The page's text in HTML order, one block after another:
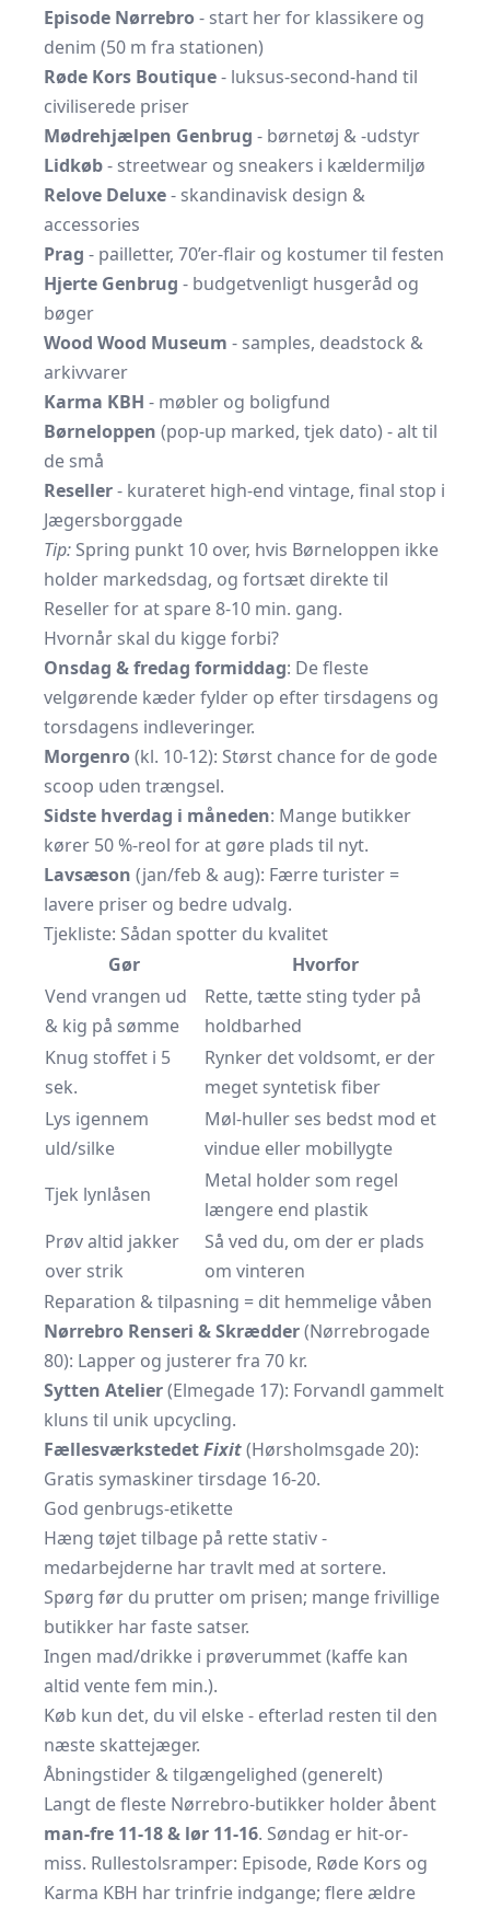
Episode Nørrebro- start her for klassikere og
denim (50 m fra stationen)
Røde Kors Boutique- luksus-second-hand til
civiliserede priser
Mødrehjælpen Genbrug - børnetøj & -udstyr
Lidkøb- streetwear og sneakers i kældermiljø
Relove Deluxe- skandinavisk design &
accessories
Prag - pailletter, 70’er-flair og kostumer til festen
Hjerte Genbrug - budgetvenligt husgeråd og
bøger
Wood Wood Museum - samples, deadstock &
arkivvarer
Karma KBH - møbler og boligfund
Børneloppen (pop-up marked, tjek dato) - alt til
de små
Reseller- kurateret high-end vintage, final stop i
Jægersborggade
Tip: Spring punkt 10 over, hvis Børneloppen ikke
holder markedsdag, og fortsæt direkte til
Reseller for at spare 8-10 min. gang.
Hvornår skal du kigge forbi?
Onsdag & fredag formiddag: De fleste
velgørende kæder fylder op efter tirsdagens og
torsdagens indleveringer.
Morgenro(kl. 10-12): Størst chance for de gode
scoop uden trængsel.
Sidste hverdag i måneden: Mange butikker
kører 50 %-reol for at gøre plads til nyt.
Lavsæson (jan/feb & aug): Færre turister =
lavere priser og bedre udvalg.
Tjekliste: Sådan spotter du kvalitet
Gør
Hvorfor
Vend vrangen ud
& kig på sømme
Rette, tætte sting tyder på
holdbarhed
Knug stoffet i 5
sek.
Rynker det voldsomt, er der
meget syntetisk fiber
Lys igennem
uld/silke
Møl-huller ses bedst mod et
vindue eller mobillygte
Tjek lynlåsen
Metal holder som regel
længere end plastik
Prøv altid jakker
over strik
Så ved du, om der er plads
om vinteren
Reparation & tilpasning = dit hemmelige våben
Nørrebro Renseri & Skrædder(Nørrebrogade
80): Lapper og justerer fra 70 kr.
Sytten Atelier(Elmegade 17): Forvandl gammelt
kluns til unik upcycling.
FællesværkstedetFixit(Hørsholmsgade 20):
Gratis symaskiner tirsdage 16-20.
God genbrugs-etikette
Hæng tøjet tilbage på rette stativ -
medarbejderne har travlt med at sortere.
Spørg før du prutter om prisen; mange frivillige
butikker har faste satser.
Ingen mad/drikke i prøverummet (kaffe kan
altid vente fem min.).
Køb kun det, du vil elske - efterlad resten til den
næste skattejæger.
Åbningstider & tilgængelighed (generelt)
Langt de fleste Nørrebro-butikker holder åbent
man-fre 11-18 & lør 11-16. Søndag er hit-or-
miss. Rullestolsramper: Episode, Røde Kors og
Karma KBH har trinfrie indgange; flere ældre